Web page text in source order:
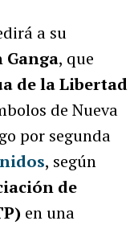
a su
Ganga, que
de la Libertad
de Nueva
por segunda
, según
de
en una